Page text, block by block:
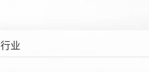
行业